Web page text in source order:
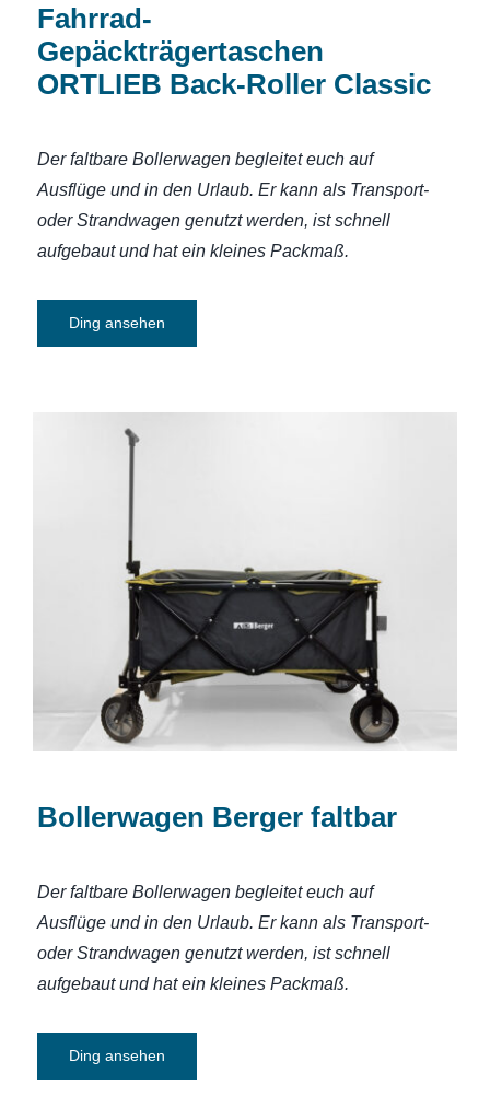
Fahrrad-
Gepäckträgertaschen
ORTLIEB Back-Roller Classic
Der faltbare Bollerwagen begleitet euch auf
Ausflüge und in den Urlaub. Er kann als Transport-
oder Strandwagen genutzt werden, ist schnell
aufgebaut und hat ein kleines Packmaß.
Ding ansehen
Bollerwagen Berger faltbar
Bollerwagen Berger faltbar
Der faltbare Bollerwagen begleitet euch auf
Ausflüge und in den Urlaub. Er kann als Transport-
oder Strandwagen genutzt werden, ist schnell
aufgebaut und hat ein kleines Packmaß.
Ding ansehen